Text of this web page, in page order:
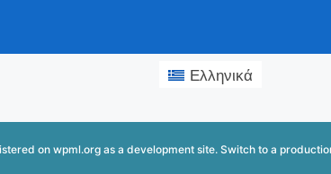
Ελληνικά
on wpml.org as a development site. Switch to a